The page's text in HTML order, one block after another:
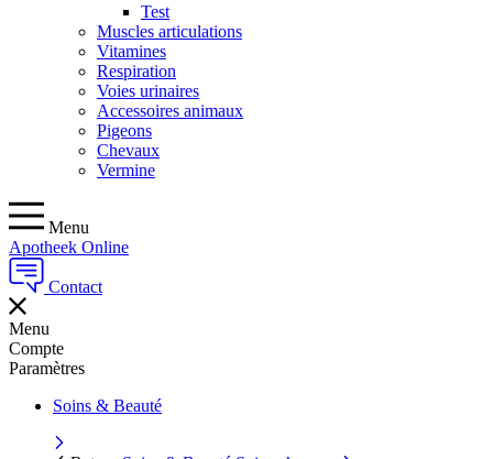
Test
Muscles articulations
Vitamines
Respiration
Voies urinaires
Accessoires animaux
Pigeons
Chevaux
Vermine
Menu
Apotheek Online
Contact
Menu
Compte
Paramètres
Soins & Beauté